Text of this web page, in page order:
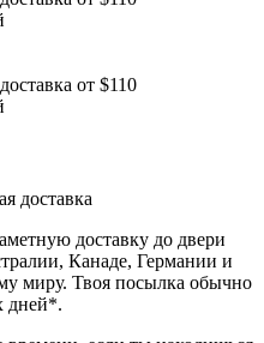
от $110
доставка
доставку до двери
Канаде, Германии и
миру. Твоя посылка обычно
дней*.